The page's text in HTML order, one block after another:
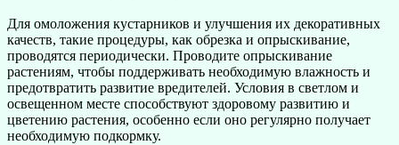
Для омоложения кустарников и улучшения их декоративных
качеств, такие процедуры, как обрезка и опрыскивание,
проводятся периодически. Проводите опрыскивание
растениям, чтобы поддерживать необходимую влажность и
предотвратить развитие вредителей. Условия в светлом и
освещенном месте способствуют здоровому развитию и
цветению растения, особенно если оно регулярно получает
необходимую подкормку.